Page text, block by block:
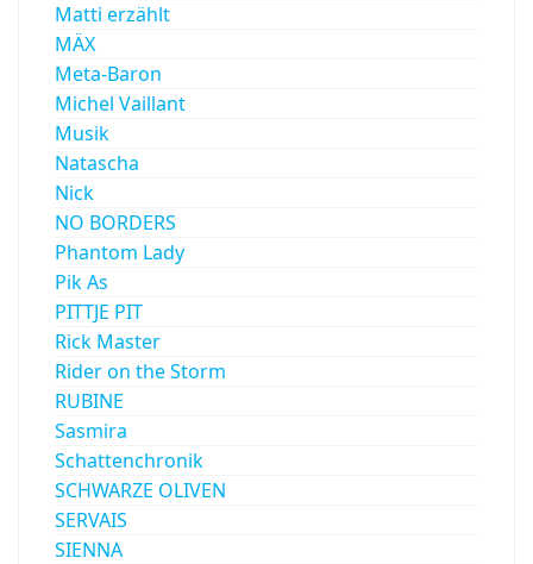
Matti erzählt
MÄX
Meta-Baron
Michel Vaillant
Musik
Natascha
Nick
NO BORDERS
Phantom Lady
Pik As
PITTJE PIT
Rick Master
Rider on the Storm
RUBINE
Sasmira
Schattenchronik
SCHWARZE OLIVEN
SERVAIS
SIENNA